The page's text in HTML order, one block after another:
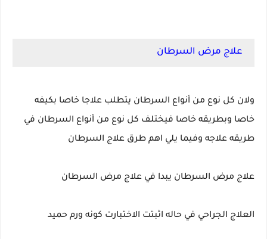
علاج مرض السرطان
ولان كل نوع من أنواع السرطان يتطلب علاجا خاصا بكيفه
خاصا وبطريقه خاصا فيختلف كل نوع من أنواع السرطان في
طريقه علاجه وفيما يلي اهم طرق علاج السرطان
علاج مرض السرطان يبدا في علاج مرض السرطان
العلاج الجراحي في حاله اثبتت الاختبارت كونه ورم حميد